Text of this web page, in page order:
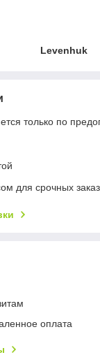
Levenhuk
только по
для срочных
оплата